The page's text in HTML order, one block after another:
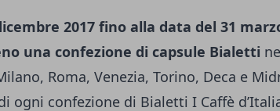
2017 fino alla data del 31
una confezione di capsule Bialetti
Roma, Venezia, Torino, Deca e
ogni confezione di Bialetti I Caffè